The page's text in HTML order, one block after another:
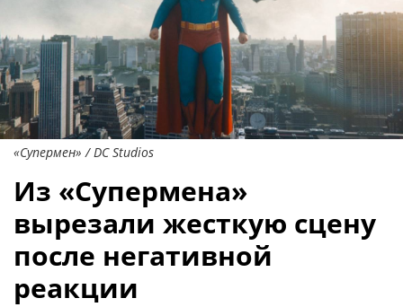
«Супермен» / DC Studios
Из «Супермена»
вырезали жесткую сцену
после негативной
реакции